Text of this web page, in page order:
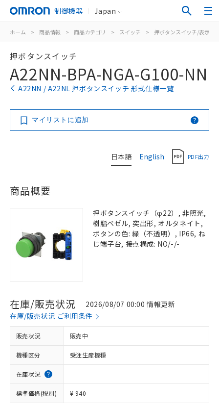
制御機器 Japan
ホーム > 商品情報 > 商品カテゴリ > スイッチ > 押ボタンスイッチ/表示灯
押ボタンスイッチ
A22NN-BPA-NGA-G100-NN
A22NN / A22NL 押ボタンスイッチ 形式仕様一覧
マイリストに追加
日本語 English PDF出力
商品概要
押ボタンスイッチ（φ22）, 非照光,
樹脂ベゼル, 突出形, オルタネイト,
ボタンの色: 緑（不透明）, IP66, ね
じ端子台, 接点構成: NO/-/-
在庫/販売状況
2026/08/07 00:00 情報更新
在庫/販売状況 ご利用条件
販売状況 販売中
機種区分 受注生産機種
在庫状況
標準価格(税別) ¥ 940